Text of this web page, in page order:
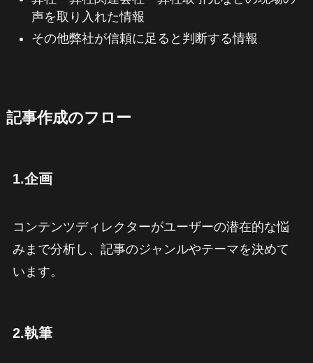
声を取り入れた情報
その他弊社が信頼に足ると判断する情報
記事作成のフロー
1.企画
コンテンツディレクターがユーザーの潜在的な悩
みまで分析し、記事のジャンルやテーマを決めて
います。
2.執筆